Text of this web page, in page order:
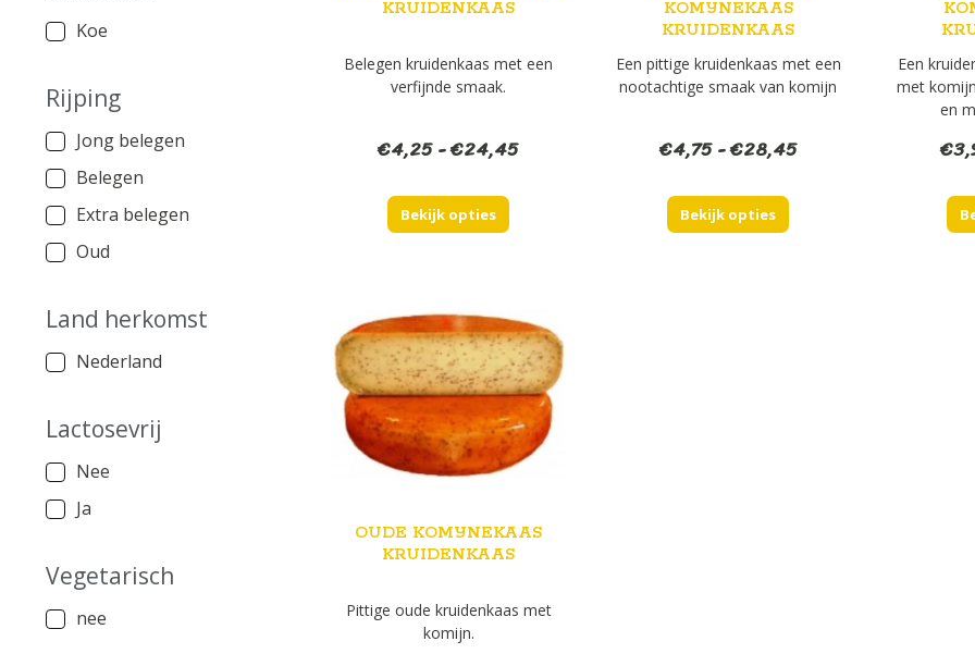
Koe
Rijping
Jong belegen
Belegen
Extra belegen
Oud
Land herkomst
Nederland
Lactosevrij
Nee
Ja
Vegetarisch
nee
KRUIDENKAAS
Belegen kruidenkaas met een
verfijnde smaak.
€4,25-€24,45Prijsklasse:
Bekijk opties
KOMIJNEKAAS
KRUIDENKAAS
Een pittige kruidenkaas met een
nootachtige smaak van komijn
€4,75-€28,45Prijsklasse:
Bekijk opties
Een
met
en
€
OUDE KOMIJNEKAAS
KRUIDENKAAS
Pittige oude kruidenkaas met
komijn.